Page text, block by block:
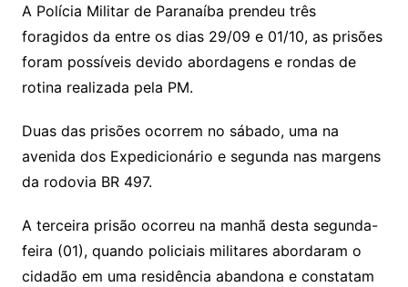
A Polícia Militar de Paranaíba prendeu três
foragidos da entre os dias 29/09 e 01/10, as prisões
foram possíveis devido abordagens e rondas de
rotina realizada pela PM.
Duas das prisões ocorrem no sábado, uma na
avenida dos Expedicionário e segunda nas margens
da rodovia BR 497.
A terceira prisão ocorreu na manhã desta segunda-
feira (01), quando policiais militares abordaram o
cidadão em uma residência abandona e constatam